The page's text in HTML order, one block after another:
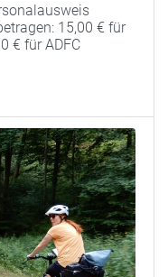
15,00 € für
€ für ADFC